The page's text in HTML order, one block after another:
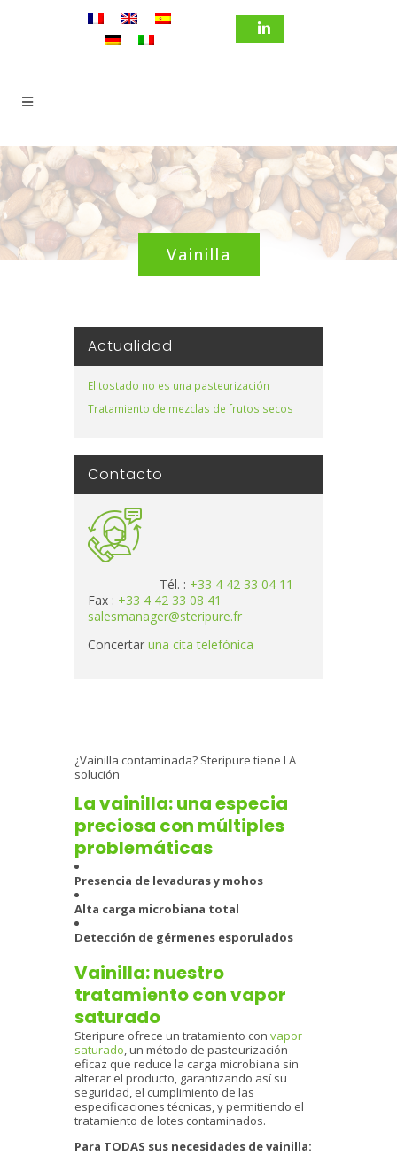
Vainilla
Actualidad
El tostado no es una pasteurización
Tratamiento de mezclas de frutos secos
Contacto
Tél. : +33 4 42 33 04 11
Fax : +33 4 42 33 08 41
salesmanager@steripure.fr
Concertar una cita telefónica
¿Vainilla contaminada? Steripure tiene LA
solución
La vainilla: una especia
preciosa con múltiples
problemáticas
Presencia de levaduras y mohos
Alta carga microbiana total
Detección de gérmenes esporulados
Vainilla: nuestro
tratamiento con vapor
saturado
Steripure ofrece un tratamiento con vapor
saturado, un método de pasteurización
eficaz que reduce la carga microbiana sin
alterar el producto, garantizando así su
seguridad, el cumplimiento de las
especificaciones técnicas, y permitiendo el
tratamiento de lotes contaminados.
Para TODAS sus necesidades de vainilla: